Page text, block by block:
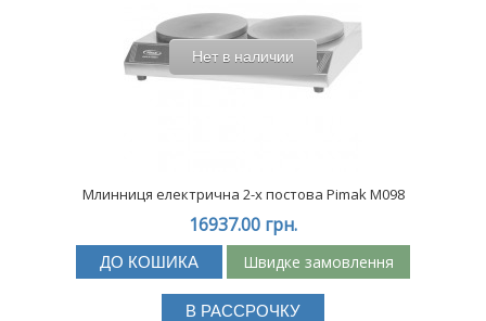
Нет в наличии
Млинниця електрична 2-х постова Pimak М098
16937.00 грн.
ДО КОШИКА Швидке замовлення
В РАССРОЧКУ